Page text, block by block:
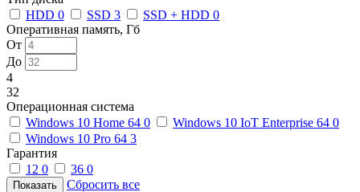
HDD 0 SSD 3 SSD + HDD 0
Оперативная память, Гб
От
До
4
32
Операционная система
Windows 10 Home 64 0 Windows 10 IoT Enterprise 64 0
Windows 10 Pro 64 3
Гарантия
12 0 36 0
Сбросить все